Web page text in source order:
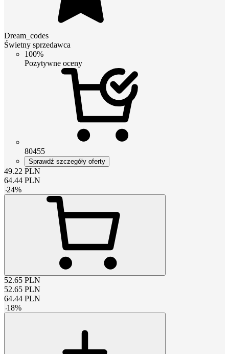
Dream_codes
Świetny sprzedawca
100%
Pozytywne oceny
80455
Sprawdź szczegóły oferty
49.22 PLN
64.44 PLN
-24%
52.65 PLN
52.65 PLN
64.44 PLN
-18%